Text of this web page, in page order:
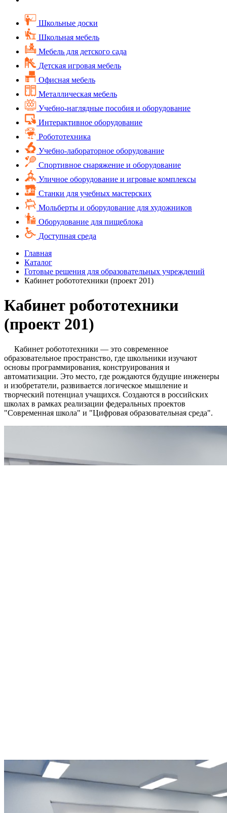
Школьные доски
Школьная мебель
Мебель для детского сада
Детская игровая мебель
Офисная мебель
Металлическая мебель
Учебно-наглядные пособия и оборудование
Интерактивное оборудование
Робототехника
Учебно-лабораторное оборудование
Спортивное снаряжение и оборудование
Уличное оборудование и игровые комплексы
Cтанки для учебных мастерских
Мольберты и оборудование для художников
Оборудование для пищеблока
Доступная среда
Главная
Каталог
Готовые решения для образовательных учреждений
Кабинет робототехники (проект 201)
Кабинет робототехники
(проект 201)
Кабинет робототехники — это современное
образовательное пространство, где школьники изучают
основы программирования, конструирования и
автоматизации. Это место, где рождаются будущие инженеры
и изобретатели, развивается логическое мышление и
творческий потенциал учащихся. Создаются в российских
школах в рамках реализации федеральных проектов
"Современная школа" и "Цифровая образовательная среда".